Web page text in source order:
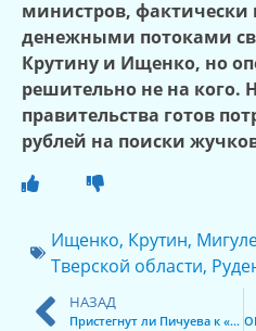
министров, фактически
денежными потоками
Крутину и Ищенко, но
решительно не на кого.
правительства готов
рублей на поиски
Ищенко, Крутин,
Тверской области,
НАЗАД
Пристегнут ли Пичуева к «делу клиники ТГМА»?